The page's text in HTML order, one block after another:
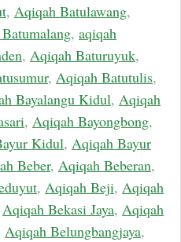
, Aqiqah Batulawang,
, aqiqah
, Aqiqah Baturuyuk,
, Aqiqah Batutulis,
Bayalangu Kidul, Aqiqah
, Aqiqah Bayongbong,
Kidul, Aqiqah Bayur
Beber, Aqiqah Beberan,
, Aqiqah Beji, Aqiqah
Aqiqah Bekasi Jaya, Aqiqah
Aqiqah Belungbangjaya,